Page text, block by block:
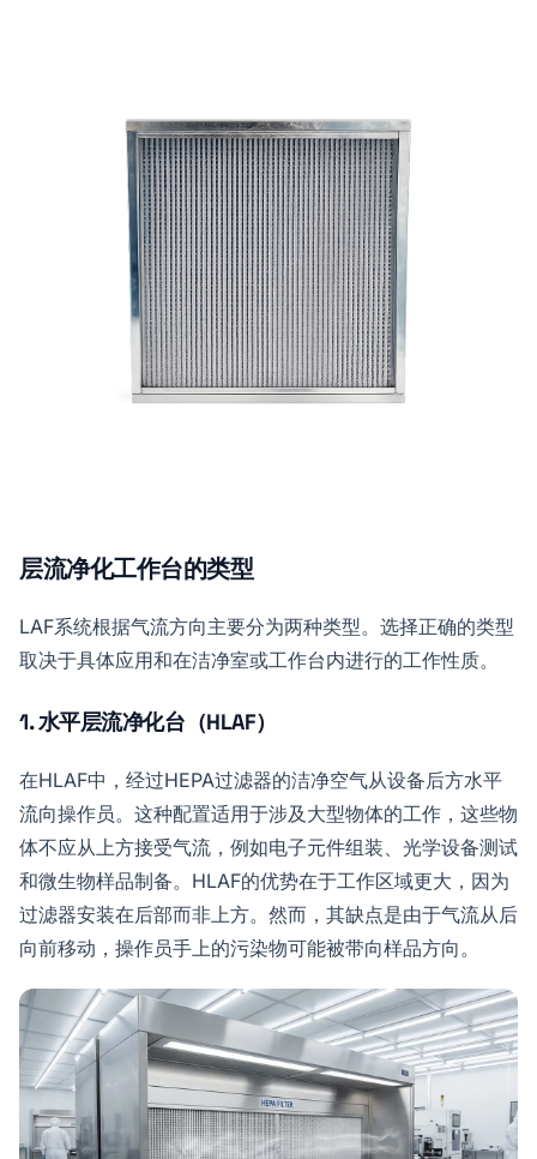
层流净化工作台的类型
LAF系统根据气流方向主要分为两种类型。选择正确的类型
取决于具体应用和在洁净室或工作台内进行的工作性质。
1. 水平层流净化台（HLAF）
在HLAF中，经过HEPA过滤器的洁净空气从设备后方水平
流向操作员。这种配置适用于涉及大型物体的工作，这些物
体不应从上方接受气流，例如电子元件组装、光学设备测试
和微生物样品制备。HLAF的优势在于工作区域更大，因为
过滤器安装在后部而非上方。然而，其缺点是由于气流从后
向前移动，操作员手上的污染物可能被带向样品方向。